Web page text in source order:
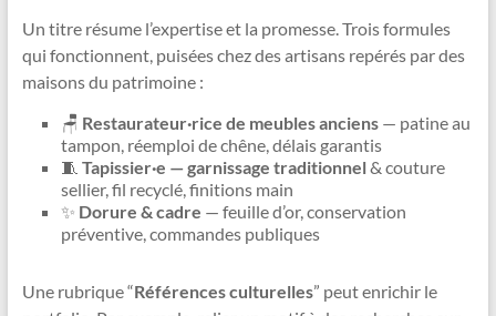
Un titre résume l’expertise et la promesse. Trois formules
qui fonctionnent, puisées chez des artisans repérés par des
maisons du patrimoine :
🪑 Restaurateur·rice de meubles anciens— patine au
tampon, réemploi de chêne, délais garantis
🧵 Tapissier·e — garnissage traditionnel& couture
sellier, fil recyclé, finitions main
✨ Dorure & cadre — feuille d’or, conservation
préventive, commandes publiques
Une rubrique “Références culturelles” peut enrichir le